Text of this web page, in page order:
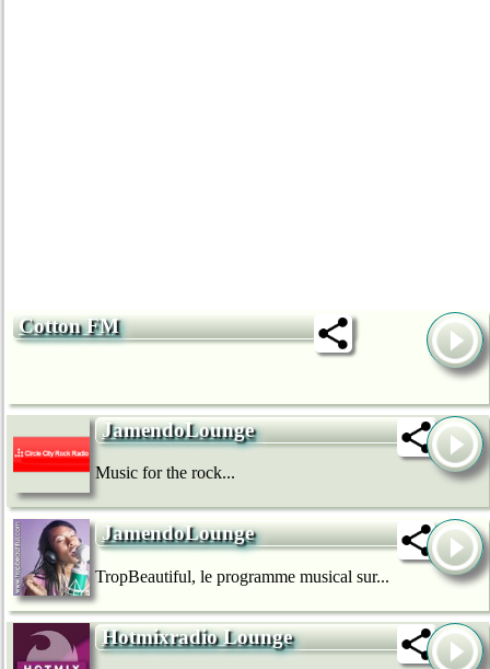
Cotton FM
JamendoLounge
Music for the rock...
JamendoLounge
TropBeautiful, le programme musical sur...
Hotmixradio Lounge